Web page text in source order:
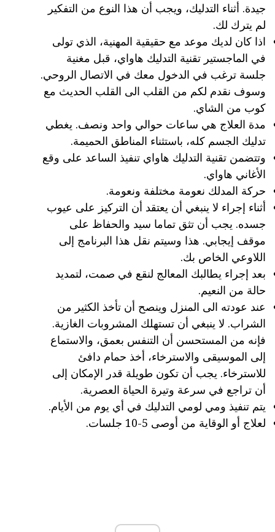
جيدة. أثناء التدليك، ويجب أن هذا النوع من التفكير
لم يترك لك.
اذا كان لديك موعد مع حقيقية المهنية، الذي تولى
في الماجستير تقنية التدليك هاواي، قبل مغنية
جلسة ترغب في الدخول معك في الاتصال الروحي.
وسوف نقدم لكم من القلب الى القلب الحديث مع
كوب من الشاي.
مدة العلاج هي ساعات حوالي واحد ونصف. يغطي
تدليك الجسم كله، باستثناء المناطق الحميمة.
وتتضمن تقنية التدليك هاواي تنفيذ الساعد على وقع
الأغاني هاواي.
حركة المدلك نعومة مختلفة ونعومة.
أثناء إجراء لا ينبغي أن يعتقد أن التركيز على عيوب
جسده. يجب أن تثق تماما سيد والحفاظ على
موقف إيجابي. هذا وسيتم نقل هذا البرنامج إلى
اللاوعي الخاص بك.
بعد إجراء يطالبك المعالج لنقع في صمت، لتمديد
حالة من النعيم.
عند عودته الى المنزل وينصح أن تأخذ الكثير من
الشراب. لا ينبغي أن تستهلك المشروبات الغازية.
فإنه من المستحسن أن التنفس بعمق، والاستماع
إلى الموسيقى والاسترخاء، أخذ حمام دافئ
للاسترخاء. يجب أن تكون طويلة قدر الإمكان إلى
أن تراجع في سرعة وتيرة الحياة العصرية.
يتم تنفيذ ومي لومي التدليك في أي يوم من الأيام.
لعلاج أو الوقاية من أوصى 5-10 جلسات.